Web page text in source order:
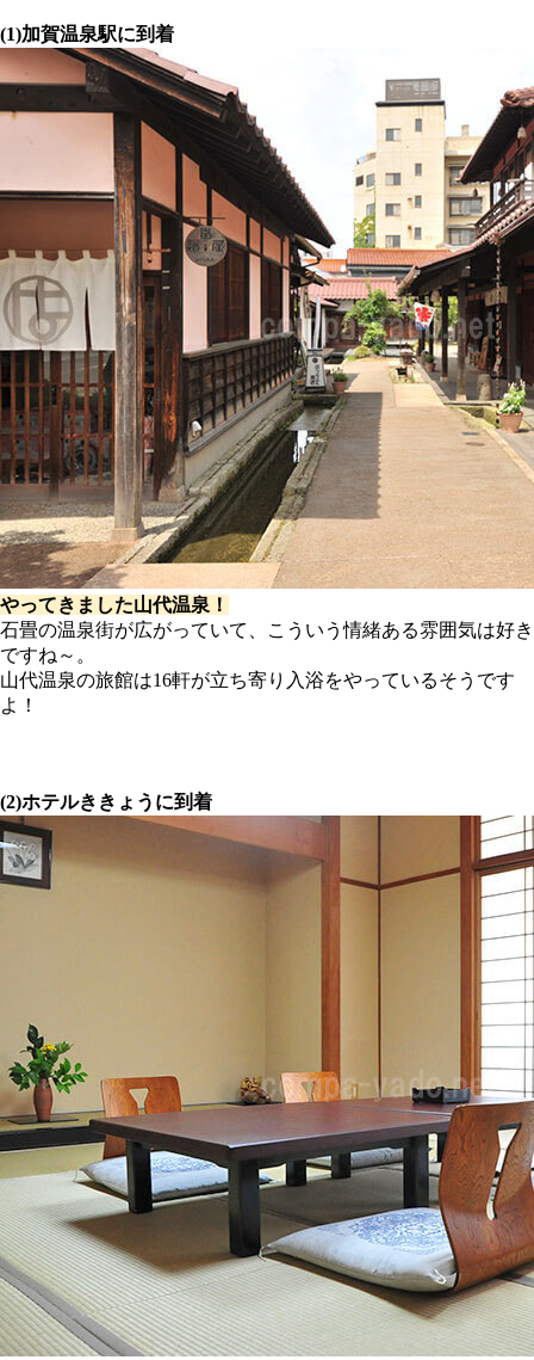
(1)加賀温泉駅に到着
やってきました山代温泉！
石畳の温泉街が広がっていて、こういう情緒ある雰囲気は好き
ですね～。
山代温泉の旅館は16軒が立ち寄り入浴をやっているそうです
よ！
(2)ホテルききょうに到着